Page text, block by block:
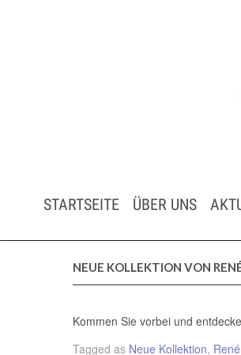
STARTSEITE ÜBER UNS
NEUE KOLLEKTION VON
Kommen Sie vorbei und
Tagged as Neue Kollektion,